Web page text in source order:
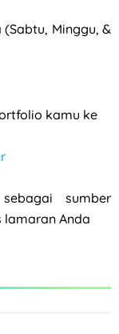
Minggu, &
kamu ke
sebagai sumber
Anda